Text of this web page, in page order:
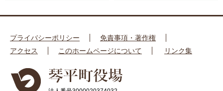
プライバシーポリシー
免責事項・著作権
アクセス
このホームページについて リンク集